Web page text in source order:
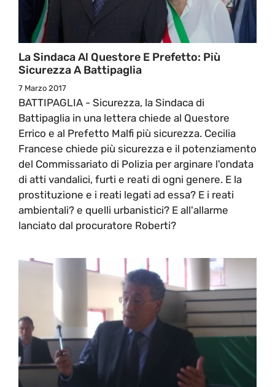
La Sindaca Al Questore E Prefetto: Più
Sicurezza A Battipaglia
7 Marzo 2017
BATTIPAGLIA - Sicurezza, la Sindaca di
Battipaglia in una lettera chiede al Questore
Errico e al Prefetto Malfi più sicurezza. Cecilia
Francese chiede più sicurezza e il potenziamento
del Commissariato di Polizia per arginare l'ondata
di atti vandalici, furti e reati di ogni genere. E la
prostituzione e i reati legati ad essa? E i reati
ambientali? e quelli urbanistici? E all'allarme
lanciato dal procuratore Roberti?